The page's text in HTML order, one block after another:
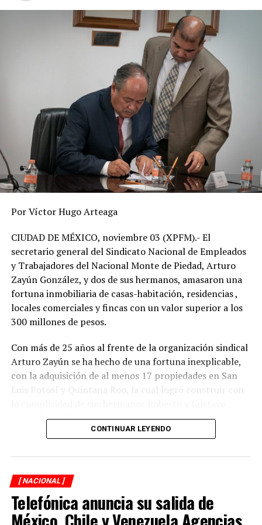
Por Víctor Hugo Arteaga
CIUDAD DE MÉXICO, noviembre 03 (XPFM).- El
secretario general del Sindicato Nacional de Empleados
y Trabajadores del Nacional Monte de Piedad, Arturo
Zayún González, y dos de sus hermanos, amasaron una
fortuna inmobiliaria de casas-habitación, residencias ,
locales comerciales y fincas con un valor superior a los
300 millones de pesos.
Con más de 25 años al frente de la organización sindical
Arturo Zayún se ha hecho de una fortuna inexplicable,
con la adquisición de al menos 17 propiedades en San
Luis Potosí y Quintana Roo, la cual logró construir con
Zayún González.
descubrió que el líder gremial adquirió su red
inmobiliaria, en la mayoría de los casos, con pagos
realizados en efectivo y con una valuación menor del
verdadero costo de las propiedades que hoy forman
parte del patrimonio del Clan Zayún y que constituyen
CONTINUAR LEYENDO
[ NACIONAL ]
Telefónica anuncia su salida de